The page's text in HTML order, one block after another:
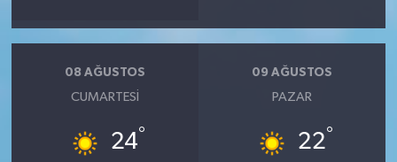
08 AĞUSTOS
CUMARTESI
24°
09 AĞUSTOS
PAZAR
22°